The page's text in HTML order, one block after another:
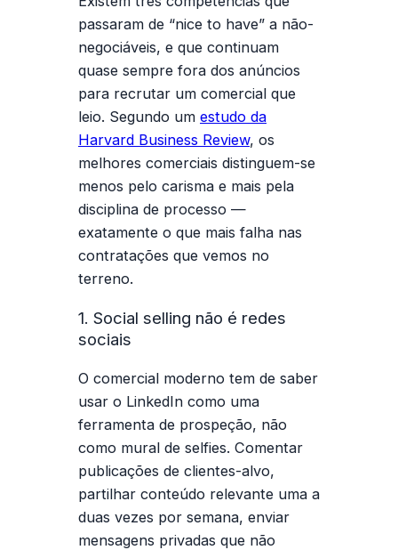
passaram de “nice to have” a não-
negociáveis, e que continuam
quase sempre fora dos anúncios
para recrutar um comercial que
leio. Segundo um estudo da
Harvard Business Review, os
melhores comerciais distinguem-se
menos pelo carisma e mais pela
disciplina de processo —
exatamente o que mais falha nas
contratações que vemos no
terreno.
1. Social selling não é redes
sociais
O comercial moderno tem de saber
usar o LinkedIn como uma
ferramenta de prospeção, não
como mural de selfies. Comentar
publicações de clientes-alvo,
partilhar conteúdo relevante uma a
duas vezes por semana, enviar
mensagens privadas que não